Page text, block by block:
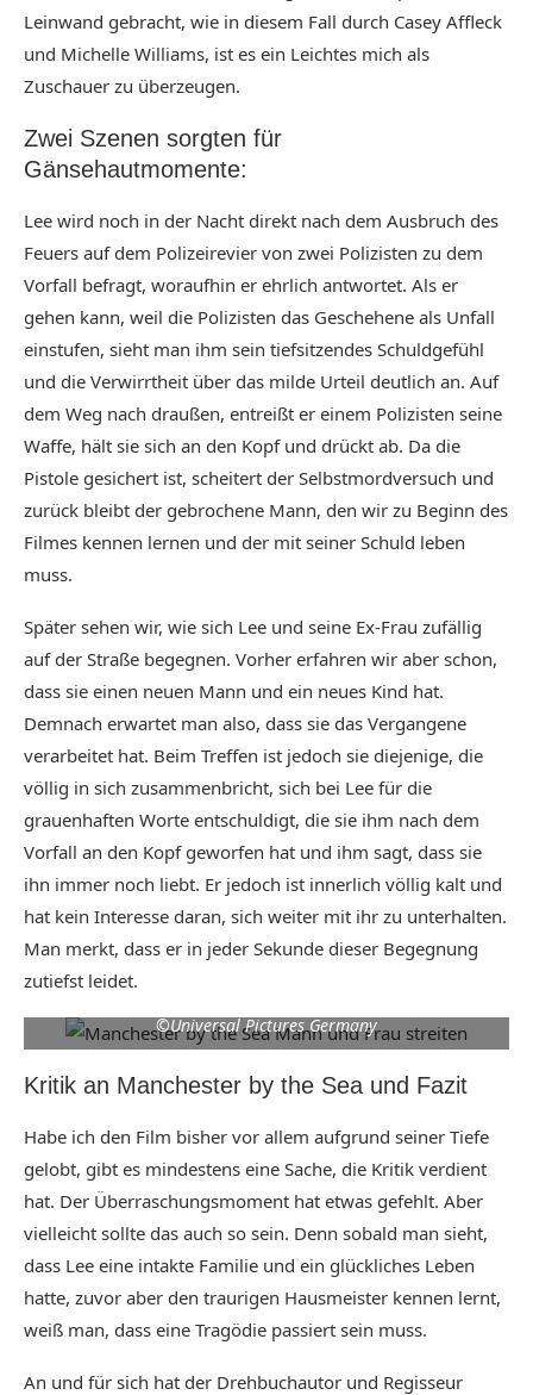
Leinwand gebracht, wie in diesem Fall durch Casey Affleck
und Michelle Williams, ist es ein Leichtes mich als
Zuschauer zu überzeugen.
Zwei Szenen sorgten für
Gänsehautmomente:
Lee wird noch in der Nacht direkt nach dem Ausbruch des
Feuers auf dem Polizeirevier von zwei Polizisten zu dem
Vorfall befragt, woraufhin er ehrlich antwortet. Als er
gehen kann, weil die Polizisten das Geschehene als Unfall
einstufen, sieht man ihm sein tiefsitzendes Schuldgefühl
und die Verwirrtheit über das milde Urteil deutlich an. Auf
dem Weg nach draußen, entreißt er einem Polizisten seine
Waffe, hält sie sich an den Kopf und drückt ab. Da die
Pistole gesichert ist, scheitert der Selbstmordversuch und
zurück bleibt der gebrochene Mann, den wir zu Beginn des
Filmes kennen lernen und der mit seiner Schuld leben
muss.
Später sehen wir, wie sich Lee und seine Ex-Frau zufällig
auf der Straße begegnen. Vorher erfahren wir aber schon,
dass sie einen neuen Mann und ein neues Kind hat.
Demnach erwartet man also, dass sie das Vergangene
verarbeitet hat. Beim Treffen ist jedoch sie diejenige, die
völlig in sich zusammenbricht, sich bei Lee für die
grauenhaften Worte entschuldigt, die sie ihm nach dem
Vorfall an den Kopf geworfen hat und ihm sagt, dass sie
ihn immer noch liebt. Er jedoch ist innerlich völlig kalt und
hat kein Interesse daran, sich weiter mit ihr zu unterhalten.
Man merkt, dass er in jeder Sekunde dieser Begegnung
zutiefst leidet.
©Universal Pictures Germany
Kritik an Manchester by the Sea und Fazit
Habe ich den Film bisher vor allem aufgrund seiner Tiefe
gelobt, gibt es mindestens eine Sache, die Kritik verdient
hat. Der Überraschungsmoment hat etwas gefehlt. Aber
vielleicht sollte das auch so sein. Denn sobald man sieht,
dass Lee eine intakte Familie und ein glückliches Leben
hatte, zuvor aber den traurigen Hausmeister kennen lernt,
weiß man, dass eine Tragödie passiert sein muss.
An und für sich hat der Drehbuchautor und Regisseur